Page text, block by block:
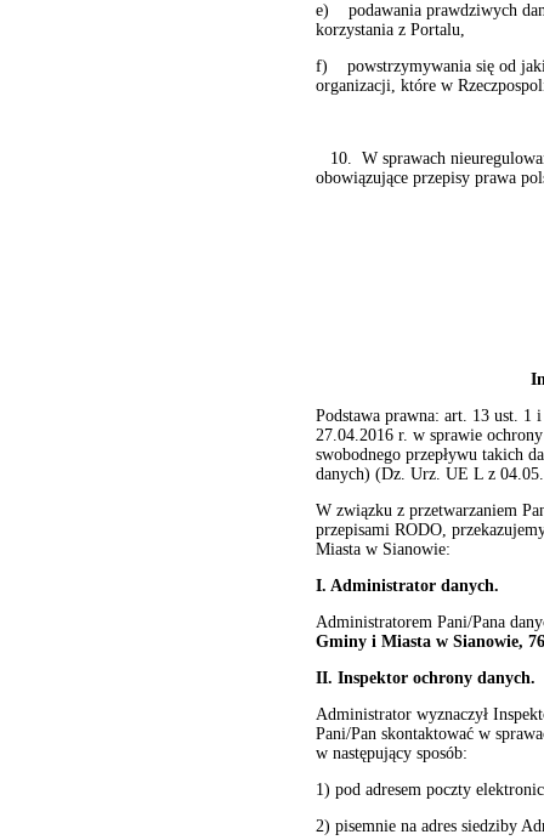
e) podawania prawdziwych
korzystania z Portalu,
f) powstrzymywania się od
organizacji, które w
10. W sprawach
obowiązujące przepisy prawa
Podstawa prawna: art. 13 ust. 1
27.04.2016 r. w sprawie
swobodnego przepływu takich
danych) (Dz. Urz. UE L z
W związku z przetwarzaniem
przepisami RODO,
Miasta w Sianowie:
I. Administrator danych.
Administratorem Pani/Pana
Gminy i Miasta w Sianowie,
II. Inspektor ochrony danych.
Administrator wyznaczył
Pani/Pan skontaktować w
w następujący sposób:
1) pod adresem poczty
2) pisemnie na adres siedziby